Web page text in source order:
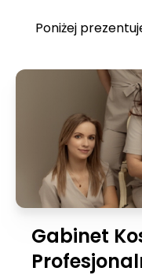
Poniżej
Gabinet